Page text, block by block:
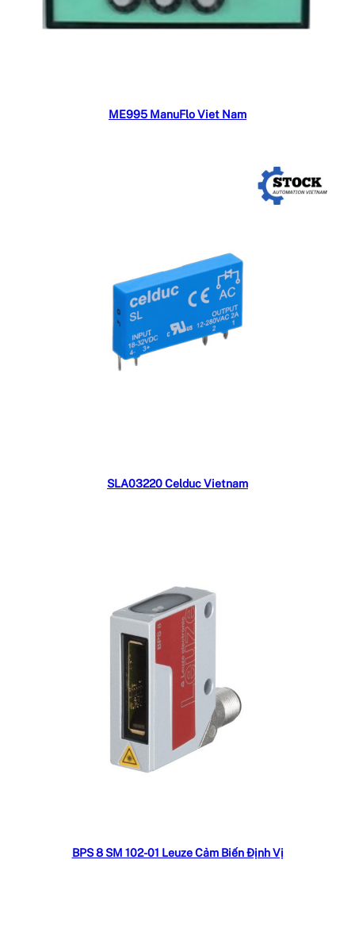
Đọc tiếp
ME995 ManuFlo Viet Nam
Đọc tiếp
SLA03220 Celduc Vietnam
Đọc tiếp
BPS 8 SM 102-01 Leuze Cảm Biến Định Vị